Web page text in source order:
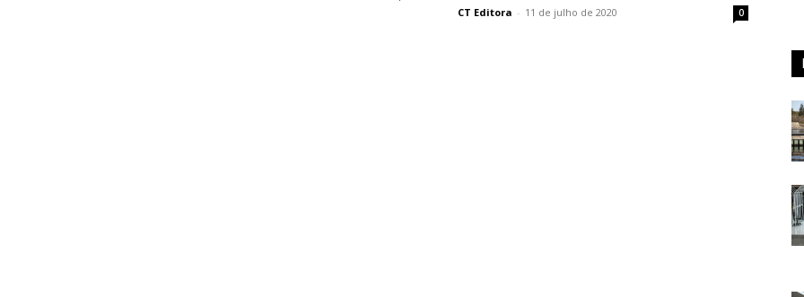
CT Editora - 11 de julho de 2020 0